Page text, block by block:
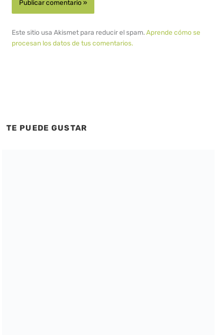
Este sitio usa Akismet para reducir el spam.Aprende cómo se
procesan los datos de tus comentarios.
TE PUEDE GUSTAR